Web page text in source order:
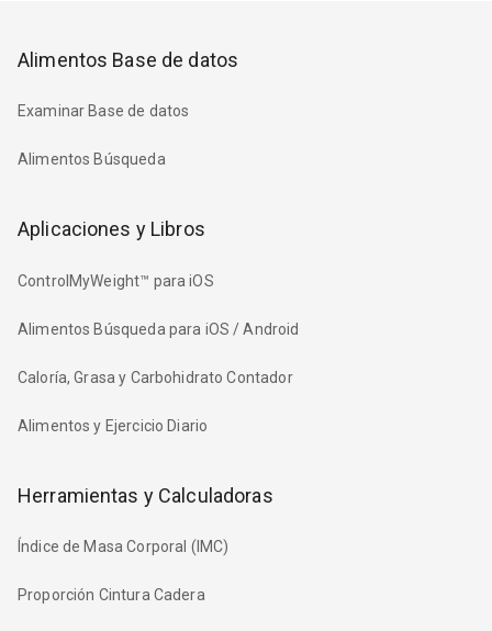
Alimentos Base de datos
Examinar Base de datos
Alimentos Búsqueda
Aplicaciones y Libros
ControlMyWeight™ para iOS
Alimentos Búsqueda para iOS / Android
Caloría, Grasa y Carbohidrato Contador
Alimentos y Ejercicio Diario
Herramientas y Calculadoras
Índice de Masa Corporal (IMC)
Proporción Cintura Cadera